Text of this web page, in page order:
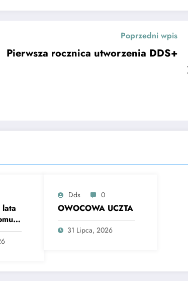
Poprzedni wpis
Pierwsza rocznica utworzenia DDS+
lata
Dds 0
OWOCOWA UCZTA
31 Lipca, 2026